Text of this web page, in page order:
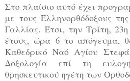
Στο πλαίσιο αυτό έχει
με τους Ελληνορθόδοξους
Γαλλίας. Έτσι, την Τρίτη,
έτους, ώρα 6 το απόγευμα,
Καθεδρικό Ναό Αγίου
Δοξολογία επί τη
θρησκευτικού ηγέτη των